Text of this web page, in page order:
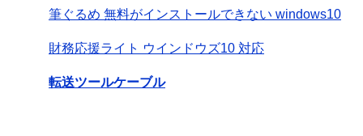
筆ぐるめ 無料がインストールできない windows10
財務応援ライト ウインドウズ10 対応
転送ツールケーブル